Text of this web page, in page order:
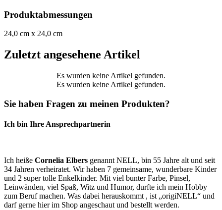
Produktabmessungen
24,0 cm x 24,0 cm
Zuletzt angesehene Artikel
Es wurden keine Artikel gefunden.
Es wurden keine Artikel gefunden.
Sie haben Fragen zu meinen Produkten?
Ich bin Ihre Ansprechpartnerin
Ich heiße Cornelia Elbers genannt NELL, bin 55 Jahre alt und seit
34 Jahren verheiratet. Wir haben 7 gemeinsame, wunderbare Kinder
und 2 super tolle Enkelkinder. Mit viel bunter Farbe, Pinsel,
Leinwänden, viel Spaß, Witz und Humor, durfte ich mein Hobby
zum Beruf machen. Was dabei herauskommt , ist „origiNELL“ und
darf gerne hier im Shop angeschaut und bestellt werden.